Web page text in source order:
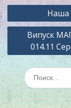
Навигация
по
записям
Наша
Випуск
014.11
Искать: